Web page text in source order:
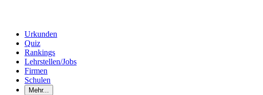
Urkunden
Quiz
Rankings
Lehrstellen/Jobs
Firmen
Schulen
Mehr...